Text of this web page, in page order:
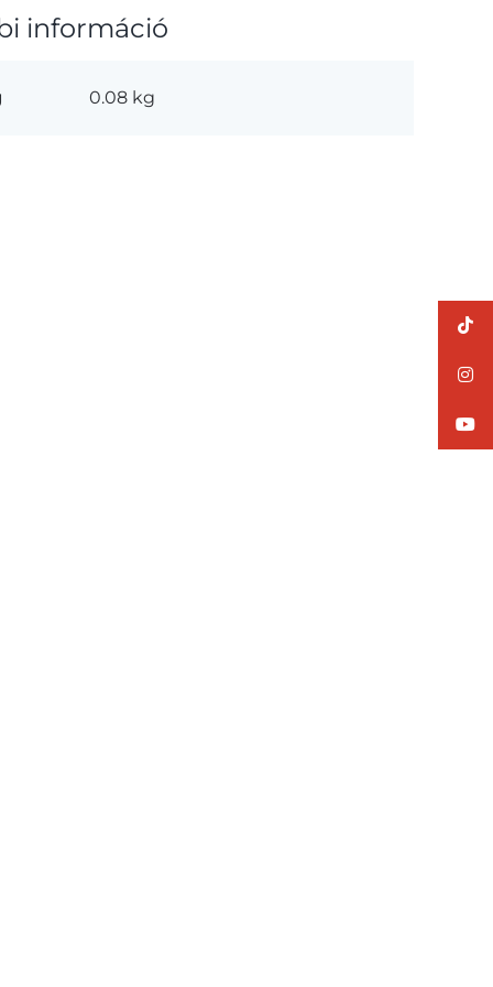
információ
0.08 kg